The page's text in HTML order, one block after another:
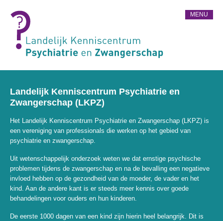
MENU
Landelijk Kenniscentrum Psychiatrie en
Zwangerschap (LKPZ)
Het Landelijk Kenniscentrum Psychiatrie en Zwangerschap (LKPZ) is
een vereniging van professionals die werken op het gebied van
psychiatrie en zwangerschap.
Uit wetenschappelijk onderzoek weten we dat ernstige psychische
problemen tijdens de zwangerschap en na de bevalling een negatieve
invloed hebben op de gezondheid van de moeder, de vader en het
kind. Aan de andere kant is er steeds meer kennis over goede
behandelingen voor ouders en hun kinderen.
De eerste 1000 dagen van een kind zijn hierin heel belangrijk. Dit is